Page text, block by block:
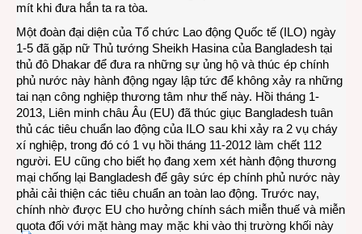
mít khi đưa hắn ta ra tòa.
Một đoàn đại diện của Tổ chức Lao động Quốc tế (ILO) ngày
1-5 đã gặp nữ Thủ tướng Sheikh Hasina của Bangladesh tại
thủ đô Dhakar để đưa ra những sự ủng hộ và thúc ép chính
phủ nước này hành động ngay lập tức để không xảy ra những
tai nạn công nghiệp thương tâm như thế này. Hồi tháng 1-
2013, Liên minh châu Âu (EU) đã thúc giục Bangladesh tuân
thủ các tiêu chuẩn lao động của ILO sau khi xảy ra 2 vụ cháy
xí nghiệp, trong đó có 1 vụ hồi tháng 11-2012 làm chết 112
người. EU cũng cho biết họ đang xem xét hành động thương
mại chống lại Bangladesh để gây sức ép chính phủ nước này
phải cải thiện các tiêu chuẩn an toàn lao động. Trước nay,
chính nhờ được EU cho hưởng chính sách miễn thuế và miễn
quota đối với mặt hàng may mặc khi vào thị trường khối này